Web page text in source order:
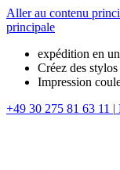
Aller au contenu
principale
expédition en
Créez des
Impression
+49 30 275 81 63 11 |